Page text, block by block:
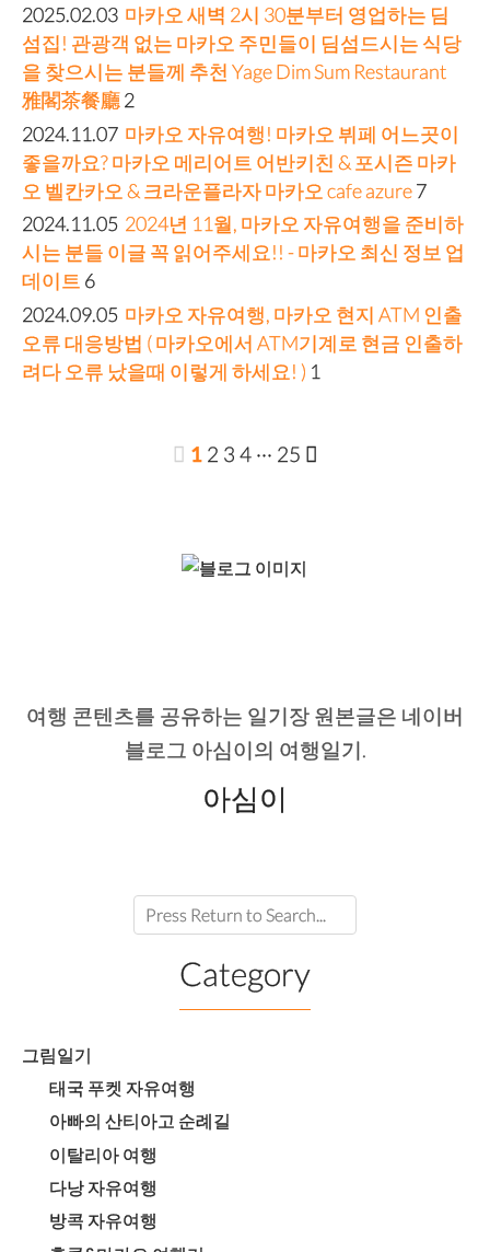
2025.02.03 마카오 새벽 2시 30분부터 영업하는 딤
섬집! 관광객 없는 마카오 주민들이 딤섬드시는 식당
을 찾으시는 분들께 추천 Yage Dim Sum Restaurant
雅閣茶餐廳2
2024.11.07 마카오 자유여행! 마카오 뷔페 어느곳이
좋을까요? 마카오 메리어트 어반키친 & 포시즌 마카
오 벨칸카오 & 크라운플라자 마카오 cafe azure7
2024.11.05 2024년 11월, 마카오 자유여행을 준비하
시는 분들 이글 꼭 읽어주세요!! - 마카오 최신 정보 업
데이트 6
2024.09.05 마카오 자유여행, 마카오 현지 ATM 인출
오류 대응방법 ( 마카오에서 ATM기계로 현금 인출하
려다 오류 났을때 이렇게 하세요! ) 1
1 2 3 4 ··· 25
여행 콘텐츠를 공유하는 일기장 원본글은 네이버
블로그 아심이의 여행일기.
아심이
Category
그림일기
태국 푸켓 자유여행
아빠의 산티아고 순례길
이탈리아 여행
다낭 자유여행
방콕 자유여행